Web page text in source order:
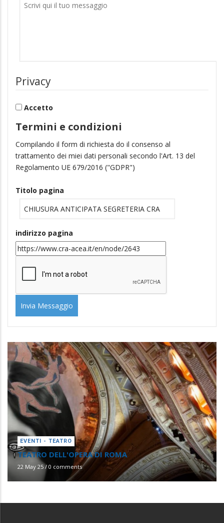
Privacy
Accetto
Termini e condizioni
Compilando il form di richiesta do il consenso al
trattamento dei miei dati personali secondo l'Art. 13 del
Regolamento UE 679/2016 ("GDPR")
Titolo pagina
indirizzo pagina
EVENTI - TEATRO
TEATRO DELL'OPERA DI ROMA
22 May 25 / 0 comments